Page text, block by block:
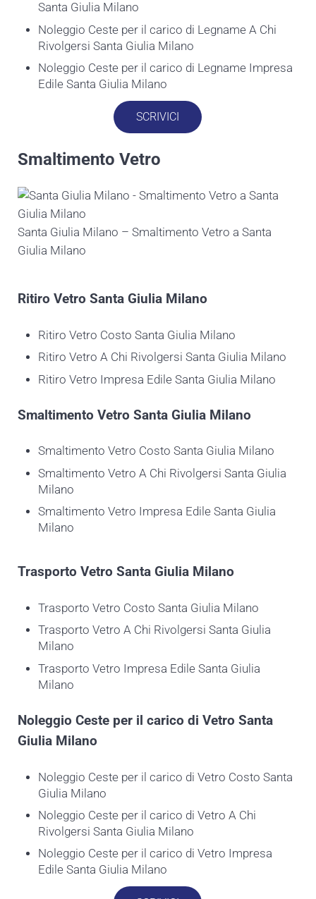
Santa Giulia Milano
Noleggio Ceste per il carico di Legname A Chi
Rivolgersi Santa Giulia Milano
Noleggio Ceste per il carico di Legname Impresa
Edile Santa Giulia Milano
SCRIVICI
Smaltimento Vetro
Santa Giulia Milano – Smaltimento Vetro a Santa
Giulia Milano
Ritiro Vetro Santa Giulia Milano
Ritiro Vetro Costo Santa Giulia Milano
Ritiro Vetro A Chi Rivolgersi Santa Giulia Milano
Ritiro Vetro Impresa Edile Santa Giulia Milano
Smaltimento Vetro Santa Giulia Milano
Smaltimento Vetro Costo Santa Giulia Milano
Smaltimento Vetro A Chi Rivolgersi Santa Giulia
Milano
Smaltimento Vetro Impresa Edile Santa Giulia
Milano
Trasporto Vetro Santa Giulia Milano
Trasporto Vetro Costo Santa Giulia Milano
Trasporto Vetro A Chi Rivolgersi Santa Giulia
Milano
Trasporto Vetro Impresa Edile Santa Giulia
Milano
Noleggio Ceste per il carico di Vetro Santa
Giulia Milano
Noleggio Ceste per il carico di Vetro Costo Santa
Giulia Milano
Noleggio Ceste per il carico di Vetro A Chi
Rivolgersi Santa Giulia Milano
Noleggio Ceste per il carico di Vetro Impresa
Edile Santa Giulia Milano